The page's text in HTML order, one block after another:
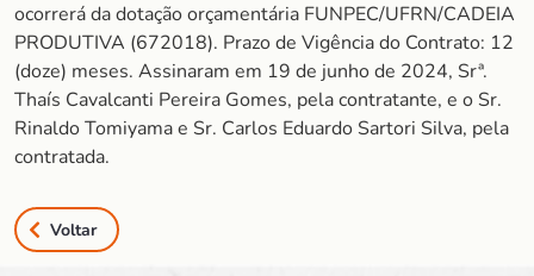
ocorrerá da dotação orçamentária FUNPEC/UFRN/CADEIA
PRODUTIVA (672018). Prazo de Vigência do Contrato: 12
(doze) meses. Assinaram em 19 de junho de 2024, Srª.
Thaís Cavalcanti Pereira Gomes, pela contratante, e o Sr.
Rinaldo Tomiyama e Sr. Carlos Eduardo Sartori Silva, pela
contratada.
Voltar